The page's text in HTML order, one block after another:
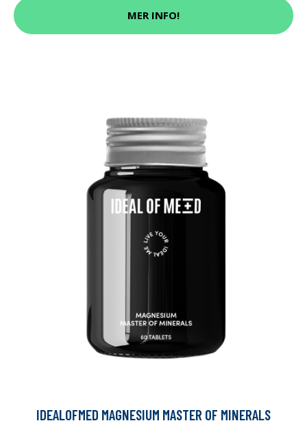
MER INFO!
IDEALOFMED MAGNESIUM MASTER OF MINERALS